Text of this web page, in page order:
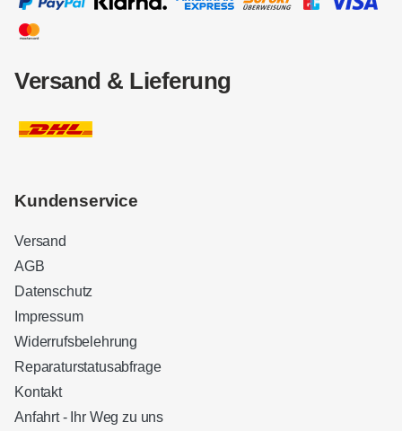
Versand & Lieferung
Kundenservice
Versand
AGB
Datenschutz
Impressum
Widerrufsbelehrung
Reparaturstatusabfrage
Kontakt
Anfahrt - Ihr Weg zu uns